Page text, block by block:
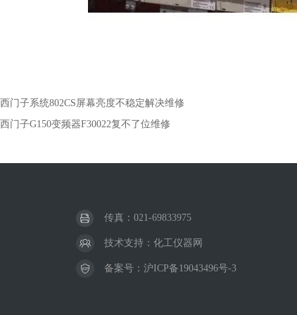
西门子系统802CS屏幕亮度不稳定解决维修
西门子G150变频器F30022复不了位维修
传真：021-69833975
技术支持： 化工仪器网
备案号： 沪ICP备19043496号-3